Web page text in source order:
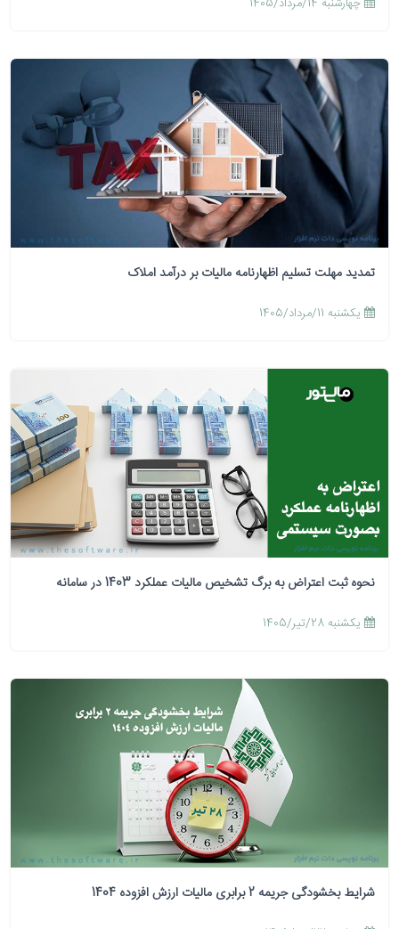
تمدید مهلت تسلیم اظهارنامه مالیات بر درآمد املاک
يكشنبه 11/مرداد/1405
نحوه ثبت اعتراض به برگ تشخیص مالیات عملکرد 1403 در سامانه
يكشنبه 28/تیر/1405
شرایط بخشودگی جریمه 2 برابری مالیات ارزش افزوده 1404